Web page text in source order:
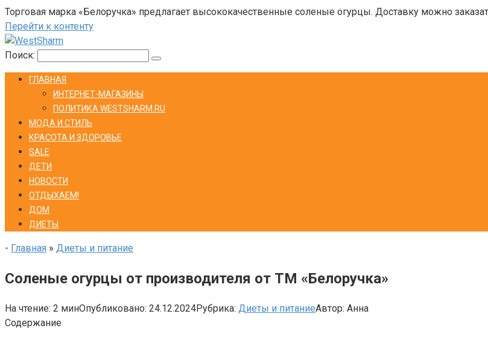
Торговая марка «Белоручка» предлагает высококачественные соленые огурцы. Доставку можно
Перейти к контенту
Поиск:
ГЛАВНАЯ
ИНТЕРНЕТ-МАГАЗИНЫ
ПОЛИТИКА WESTSHARM.RU
МОДА И СТИЛЬ
КРАСОТА И ЗДОРОВЬЕ
SALE
ДЕТИ
НОВОСТИ
ОТДЫХАЕМ!
ДОМ
ДИЕТЫ
- Главная » Диеты и питание
Соленые огурцы от производителя от ТМ «Белоручка»
На чтение: 2 минОпубликовано: 24.12.2024Рубрика: Диеты и питаниеАвтор: Анна
Содержание